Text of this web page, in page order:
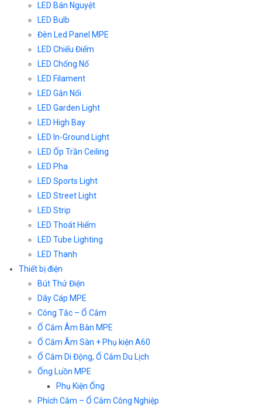
LED Bán Nguyệt
LED Bulb
Đèn Led Panel MPE
LED Chiếu Điểm
LED Chống Nổ
LED Filament
LED Gắn Nổi
LED Garden Light
LED High Bay
LED In-Ground Light
LED Ốp Trần Ceiling
LED Pha
LED Sports Light
LED Street Light
LED Strip
LED Thoát Hiểm
LED Tube Lighting
LED Thanh
Thiết bị điện
Bút Thử Điện
Dây Cáp MPE
Công Tắc – Ổ Cắm
Ổ Cắm Âm Bàn MPE
Ổ Cắm Âm Sàn + Phụ kiện A60
Ổ Cắm Di Động, Ổ Cắm Du Lịch
Ống Luồn MPE
Phụ Kiện Ống
Phích Cắm – Ổ Cắm Công Nghiệp